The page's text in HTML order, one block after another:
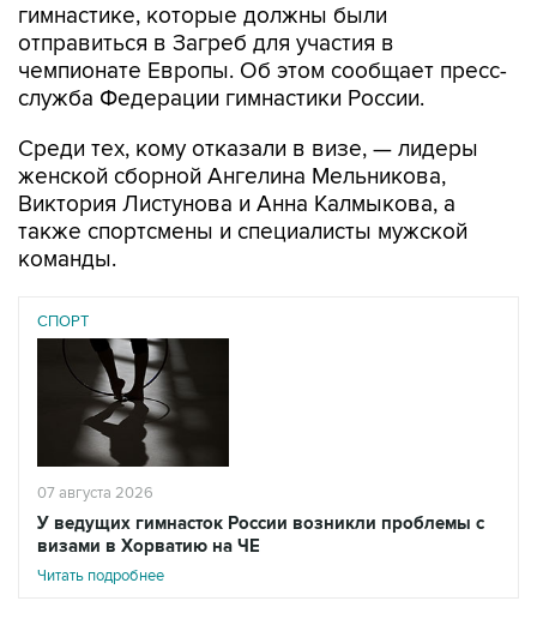
гимнастике, которые должны были
отправиться в Загреб для участия в
чемпионате Европы. Об этом сообщает пресс-
служба Федерации гимнастики России.
Среди тех, кому отказали в визе, — лидеры
женской сборной Ангелина Мельникова,
Виктория Листунова и Анна Калмыкова, а
также спортсмены и специалисты мужской
команды.
СПОРТ
07 августа 2026
У ведущих гимнасток России возникли проблемы с
визами в Хорватию на ЧЕ
Читать подробнее